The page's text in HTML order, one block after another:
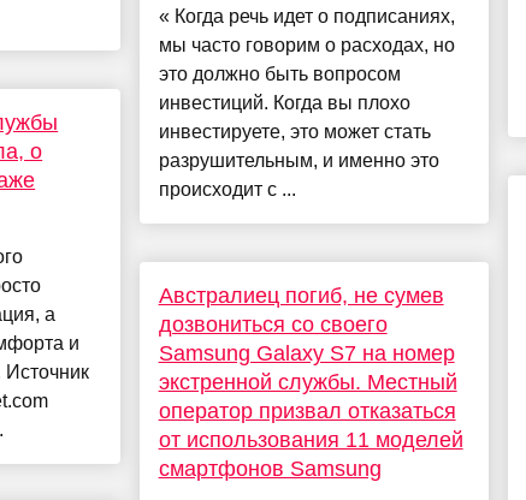
о
а
и
Источник
« Когда речь идет о подписаниях,
мы часто говорим о расходах, но
это должно быть вопросом
инвестиций. Когда вы плохо
инвестируете, это может стать
разрушительным, и именно это
происходит с ...
Австралиец погиб, не сумев
дозвониться со своего
Samsung Galaxy S7 на номер
экстренной службы. Местный
оператор призвал отказаться
от использования 11 моделей
смартфонов Samsung